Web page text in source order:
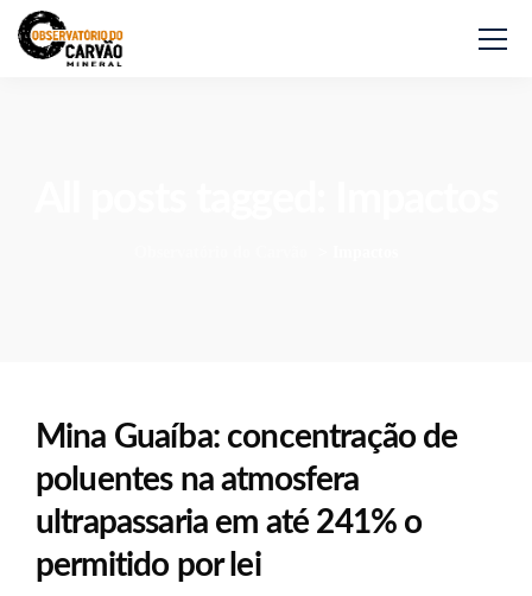
Mina Guaíba: concentração de
poluentes na atmosfera
ultrapassaria em até 241% o
permitido por lei